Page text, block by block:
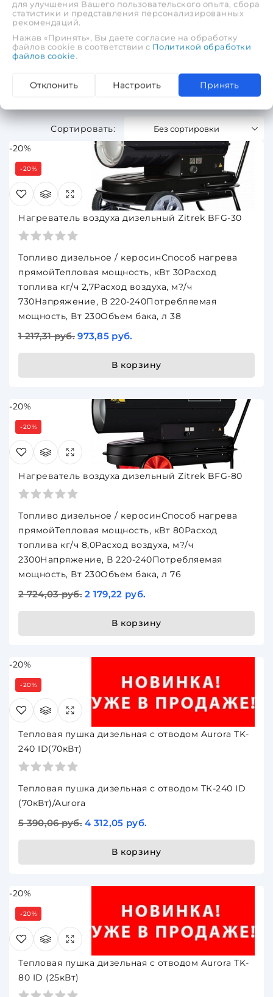
Ресанта
Без сортировки
-20%
-20%
Нагреватель воздуха дизельный Zitrek BFG-30
Топливо дизельное / керосинСпособ нагрева
прямойТепловая мощность, кВт 30Расход
топлива кг/ч 2,7Расход воздуха, м?/ч
730Напряжение, В 220-240Потребляемая
мощность, Вт 230Объем бака, л 38
1 217,31 руб. 973,85 руб.
В корзину
-20%
-20%
Нагреватель воздуха дизельный Zitrek BFG-80
Топливо дизельное / керосинСпособ нагрева
прямойТепловая мощность, кВт 80Расход
топлива кг/ч 8,0Расход воздуха, м?/ч
2300Напряжение, В 220-240Потребляемая
мощность, Вт 230Объем бака, л 76
2 724,03 руб. 2 179,22 руб.
В корзину
-20%
-20%
Тепловая пушка дизельная с отводом Aurora TK-
240 ID(70кВт)
Тепловая пушка дизельная с отводом ТК-240 ID
(70кВт)/Aurora
5 390,06 руб. 4 312,05 руб.
В корзину
-20%
-20%
Тепловая пушка дизельная с отводом Aurora TK-
80 ID (25кВт)
для улучшения Вашего пользовательского опыта, сбора
статистики и представления персонализированных
рекомендаций.
Нажав «Принять», Вы даете согласие на обработку
файлов cookie в соответствии с Политикой обработки
файлов cookie
Отклонить Настроить Принять